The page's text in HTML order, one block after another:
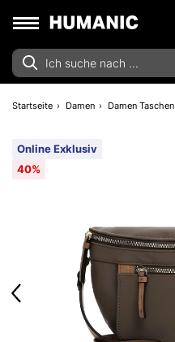
Startseite Damen Damen Taschen
Online Exklusiv
40%